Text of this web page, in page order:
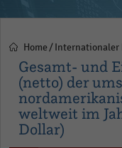
Home Internationaler
Gesamt- und
(netto) der
weltweit im
Dollar)